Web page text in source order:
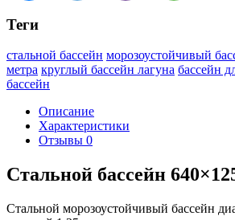
Теги
стальной бассейн морозоустойчивый
метра круглый бассейн лагуна бассейн
бассейн
Описание
Характеристики
Отзывы 0
Стальной бассейн
Стальной морозоустойчивый бассейн